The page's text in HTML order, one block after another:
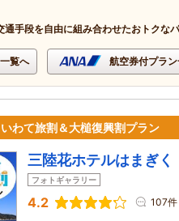
通手段を自由に組み合わせたおトクな
覧へ 航空券付プラ
わて旅割＆大槌復興割プラン
三陸花ホテルはまぎく
フォトギャラリー
4.2 107件